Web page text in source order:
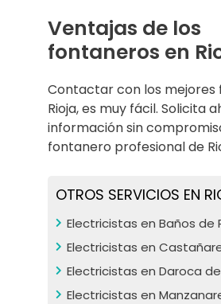
Ventajas de los
fontaneros en
Contactar con los mejores
Rioja, es muy fácil. Solicita
información sin
fontanero profesional de
OTROS SERVICIOS EN
Electricistas en Baños de
Electricistas en
Electricistas en Daroca
Electricistas en